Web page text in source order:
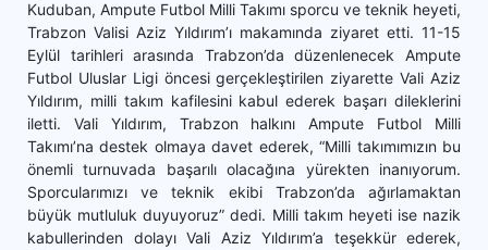
Kuduban, Ampute Futbol Milli Takımı sporcu ve teknik heyeti,
Trabzon Valisi Aziz Yıldırım’ı makamında ziyaret etti. 11-15
Eylül tarihleri arasında Trabzon’da düzenlenecek Ampute
Futbol Uluslar Ligi öncesi gerçekleştirilen ziyarette Vali Aziz
Yıldırım, milli takım kafilesini kabul ederek başarı dileklerini
iletti. Vali Yıldırım, Trabzon halkını Ampute Futbol Milli
Takımı’na destek olmaya davet ederek, “Milli takımımızın bu
önemli turnuvada başarılı olacağına yürekten inanıyorum.
Sporcularımızı ve teknik ekibi Trabzon’da ağırlamaktan
büyük mutluluk duyuyoruz” dedi. Milli takım heyeti ise nazik
kabullerinden dolayı Vali Aziz Yıldırım’a teşekkür ederek,